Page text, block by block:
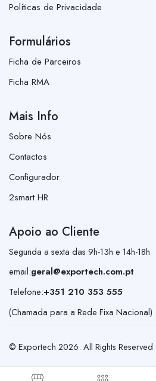
Políticas de Privacidade
Formulários
Ficha de Parceiros
Ficha RMA
Mais Info
Sobre Nós
Contactos
Configurador
2smart HR
Apoio ao Cliente
Segunda a sexta das 9h-13h e 14h-18h
email:geral@exportech.com.pt
Telefone:+351 210 353 555
(Chamada para a Rede Fixa Nacional)
© Exportech 2026. All Rights Reserved